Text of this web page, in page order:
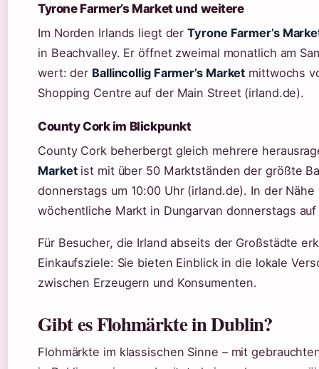
Tyrone Farmer’s Market und weitere
Im Norden Irlands liegt derTyrone Farmer’s
in Beachvalley. Er öffnet zweimal monatlich am
wert: der Ballincollig Farmer’s Market mittwochs
Shopping Centre auf der Main Street (irland.de).
County Cork im Blickpunkt
County Cork beherbergt gleich mehrere
Marketist mit über 50 Marktständen der größte
donnerstags um 10:00 Uhr (irland.de). In der
wöchentliche Markt in Dungarvan donnerstags auf
Für Besucher, die Irland abseits der Großstädte
Einkaufsziele: Sie bieten Einblick in die lokale
zwischen Erzeugern und Konsumenten.
Gibt es Flohmärkte in Dublin?
Flohmärkte im klassischen Sinne – mit